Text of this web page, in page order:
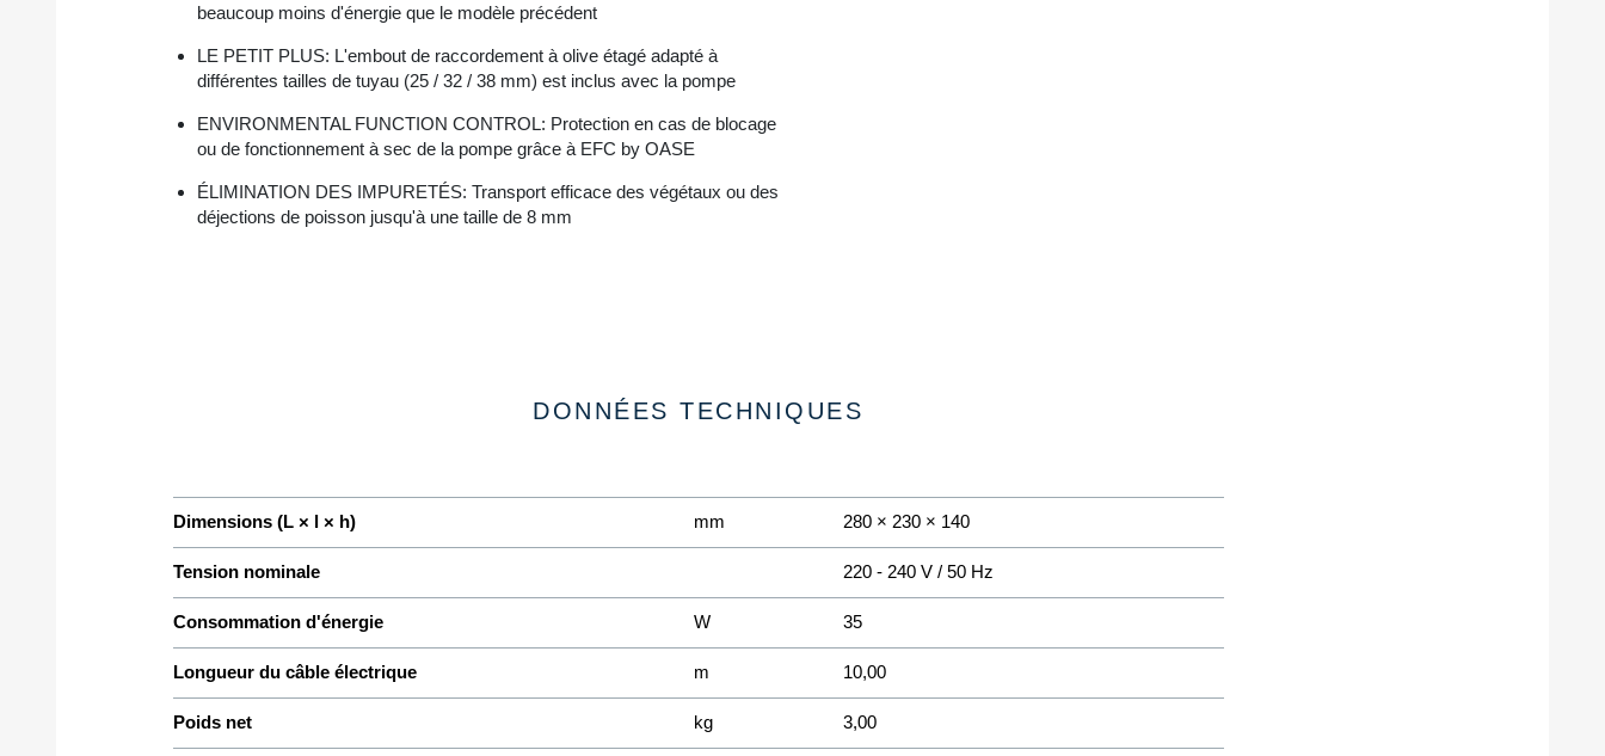
beaucoup moins d'énergie que le modèle précédent
LE PETIT PLUS: L'embout de raccordement à olive étagé adapté à
différentes tailles de tuyau (25 / 32 / 38 mm) est inclus avec la pompe
ENVIRONMENTAL FUNCTION CONTROL: Protection en cas de blocage
ou de fonctionnement à sec de la pompe grâce à EFC by OASE
ÉLIMINATION DES IMPURETÉS​​: Transport efficace des végétaux ou des
déjections de poisson jusqu'à une taille de 8 mm
DONNÉES TECHNIQUES
Dimensions (L × l × h) mm 280 × 230 × 140
Tension nominale 220 - 240 V / 50 Hz
Consommation d'énergie W 35
Longueur du câble électrique m 10,00
Poids net kg 3,00